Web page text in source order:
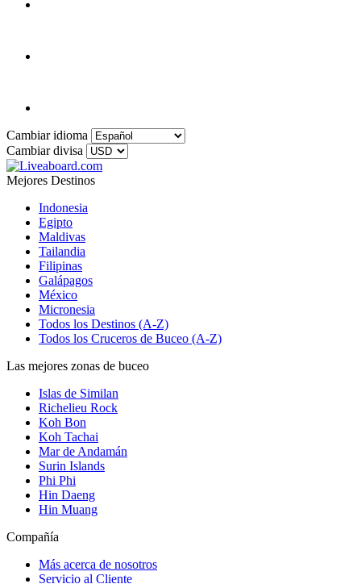
Cambiar idioma
Cambiar divisa
Mejores Destinos
Indonesia
Egipto
Maldivas
Tailandia
Filipinas
Galápagos
México
Micronesia
Todos los Destinos (A-Z)
Todos los Cruceros de Buceo (A-Z)
Las mejores zonas de buceo
Islas de Similan
Richelieu Rock
Koh Bon
Koh Tachai
Mar de Andamán
Surin Islands
Phi Phi
Hin Daeng
Hin Muang
Compañía
Más acerca de nosotros
Servicio al Cliente